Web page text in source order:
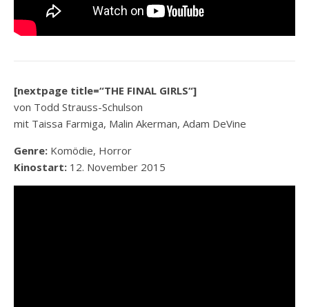
[nextpage title=“THE FINAL GIRLS“]
von Todd Strauss-Schulson
mit Taissa Farmiga, Malin Akerman, Adam DeVine
Genre: Komödie, Horror
Kinostart: 12. November 2015